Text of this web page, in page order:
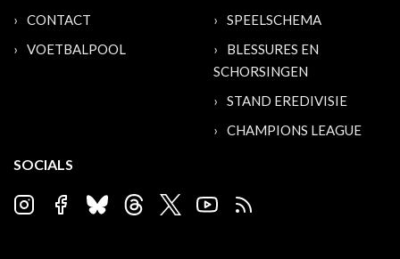
CONTACT
VOETBALPOOL
SPEELSCHEMA
BLESSURES EN
SCHORSINGEN
STAND EREDIVISIE
CHAMPIONS LEAGUE
SOCIALS